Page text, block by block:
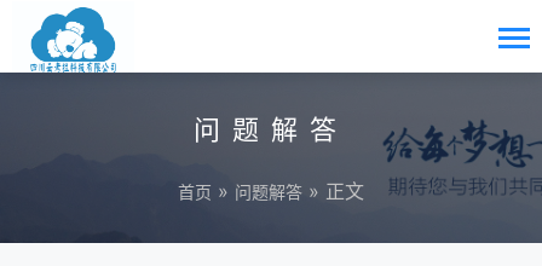
问题解答
首页 » 问题解答 » 正文